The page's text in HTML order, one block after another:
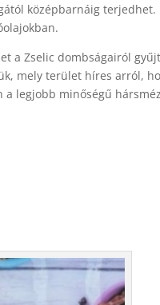
középbarnáig terjedhet.
a Zselic dombságairól
mely terület híres arról,
a legjobb minőségű